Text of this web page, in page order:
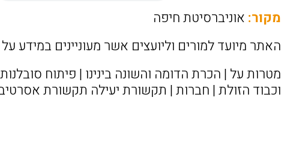
מקור: אוניברסיטת חיפה
האתר מיועד למורים וליועצים אשר מעוניינים במידע
מטרות על | הכרת הדומה והשונה בינינו | פיתוח
וכבוד הזולת | חברות | תקשורת יעילה תקשורת